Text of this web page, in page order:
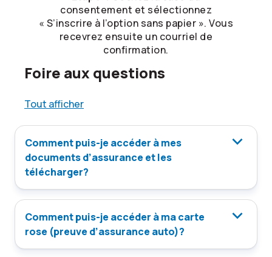
consentement et sélectionnez
« S’inscrire à l’option sans papier ». Vous
recevrez ensuite un courriel de
confirmation.
Foire aux questions
Tout afficher
Comment puis-je accéder à mes
documents d’assurance et les
télécharger?
Comment puis-je accéder à ma carte
rose (preuve d’assurance auto)?